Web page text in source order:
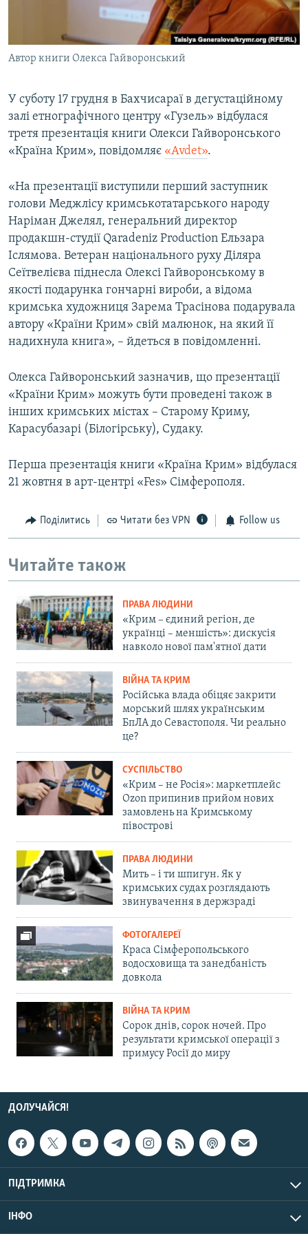
ВІДЕОУРОКИ «ELIFBE»
СВІДЧЕННЯ ОКУПАЦІЇ
УКРАЇНСЬКА ПРОБЛЕМА КРИМУ
Qırımtatar
Усі сайти RFE/RL
Автор книги Олекса Гайворонський
У суботу 17 грудня в Бахчисараї в дегустаційному
залі етнографічного центру «Гузель» відбулася
третя презентація книги Олекси Гайворонського
«Країна Крим», повідомляє «Avdet».
«На презентації виступили перший заступник
голови Меджлісу кримськотатарського народу
Наріман Джелял, генеральний директор
продакшн-студії Qaradeniz Production Ельзара
Іслямова. Ветеран національного руху Діляра
Сеїтвелієва піднесла Олексі Гайворонському в
якості подарунка гончарні вироби, а відома
кримська художниця Зарема Трасінова подарувала
автору «Країни Крим» свій малюнок, на який її
надихнула книга», – йдеться в повідомленні.
Олекса Гайворонський зазначив, що презентації
«Країни Крим» можуть бути проведені також в
інших кримських містах – Старому Криму,
Карасубазарі (Білогірську), Судаку.
Перша презентація книги «Країна Крим» відбулася
21 жовтня в арт-центрі «Fes» Сімферополя.
Поділитись Читати без VPN Follow us
Читайте також
ПРАВА ЛЮДИНИ
«Крим – єдиний регіон, де
українці – меншість»: дискусія
навколо нової пам'ятної дати
ВІЙНА ТА КРИМ
Російська влада обіцяє закрити
морський шлях українським
БпЛА до Севастополя. Чи реально
це?
СУСПІЛЬСТВО
«Крим – не Росія»: маркетплейс
Ozon припинив прийом нових
замовлень на Кримському
півострові
ПРАВА ЛЮДИНИ
Мить – і ти шпигун. Як у
кримських судах розглядають
звинувачення в держзраді
ФОТОГАЛЕРЕЇ
Краса Сімферопольського
водосховища та занедбаність
довкола
ВІЙНА ТА КРИМ
Сорок днів, сорок ночей. Про
результати кримської операції з
примусу Росії до миру
ДОЛУЧАЙСЯ!
ПІДТРИМКА
ІНФО